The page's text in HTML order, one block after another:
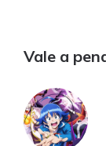
Vale a